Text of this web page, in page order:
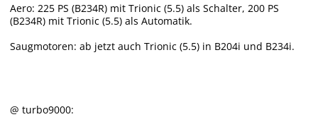
Aero: 225 PS (B234R) mit Trionic (5.5) als Schalter, 200 PS
(B234R) mit Trionic (5.5) als Automatik.
Saugmotoren: ab jetzt auch Trionic (5.5) in B204i und B234i.
@ turbo9000: